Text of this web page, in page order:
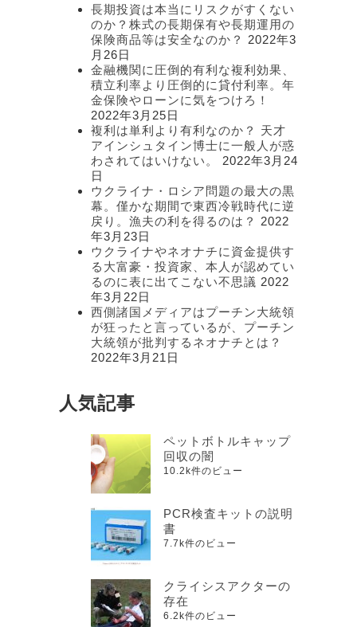
長期投資は本当にリスクがすくない
のか？株式の長期保有や長期運用の
保険商品等は安全なのか？
2022年3
月26日
金融機関に圧倒的有利な複利効果、
積立利率より圧倒的に貸付利率。年
金保険やローンに気をつけろ！
2022年3月25日
複利は単利より有利なのか？ 天才
アインシュタイン博士に一般人が惑
わされてはいけない。
2022年3月24
日
ウクライナ・ロシア問題の最大の黒
幕。僅かな期間で東西冷戦時代に逆
戻り。漁夫の利を得るのは？
2022
年3月23日
ウクライナやネオナチに資金提供す
る大富豪・投資家、本人が認めてい
るのに表に出てこない不思議 2022
年3月22日
西側諸国メディアはプーチン大統領
が狂ったと言っているが、プーチン
大統領が批判するネオナチとは？
2022年3月21日
人気記事
ペットボトルキャップ
回収の闇
10.2k件のビュー
PCR検査キットの説明
書
7.7k件のビュー
クライシスアクターの
存在
6.2k件のビュー